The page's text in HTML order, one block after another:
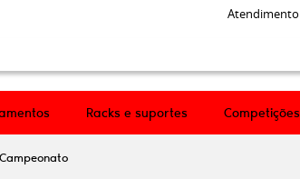
Atendimento
Racks e suportes Competições